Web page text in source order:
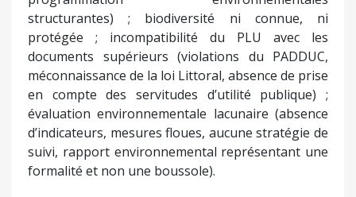
l’intérêt général » et détaille des erreurs et
lacunes « très graves » qu’il avait déjà constatées
avant l’enquête publique : terres agricoles
protégées (soit 60% d’Espaces Stratégiques
Agricoles) livrées à l’urbanisation sans justification
sérieuse ; trajectoire stratégique imposée sans
analyse des possibles (ni variantes, ni scénarios,
ni étude comparative) ; choix d’urbanisation posés
comme des évidences ; nature oubliée et
continuités écologiques effacées (absence